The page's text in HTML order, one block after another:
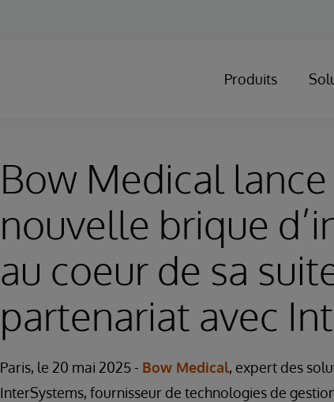
Produits
Bow Medical
nouvelle brique
au coeur de sa
partenariat avec
Paris, le 20 mai 2025 - Bow Medical, expert des
InterSystems, fournisseur de technologies de